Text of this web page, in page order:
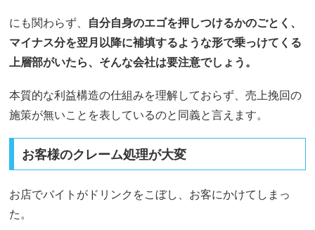
にも関わらず、 自分自身のエゴを押しつけるかのごとく、
マイナス分を翌月以降に補填するような形で乗っけてくる
上層部がいたら、そんな会社は要注意でしょう。
本質的な利益構造の仕組みを理解しておらず、売上挽回の
施策が無いことを表しているのと同義と言えます。
お客様のクレーム処理が大変
お店でバイトがドリンクをこぼし、お客にかけてしまっ
た。